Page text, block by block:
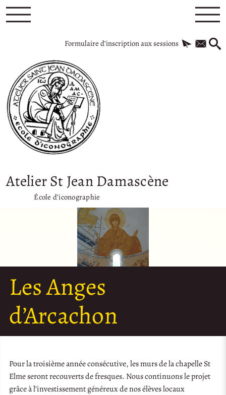
Formulaire d’inscription aux sessions
Atelier St Jean Damascène
École d’iconographie
Les Anges
d’Arcachon
Pour la troisième année consécutive, les murs de la chapelle St
Elme seront recouverts de fresques. Nous continuons le projet
grâce à l’investissement généreux de nos élèves locaux